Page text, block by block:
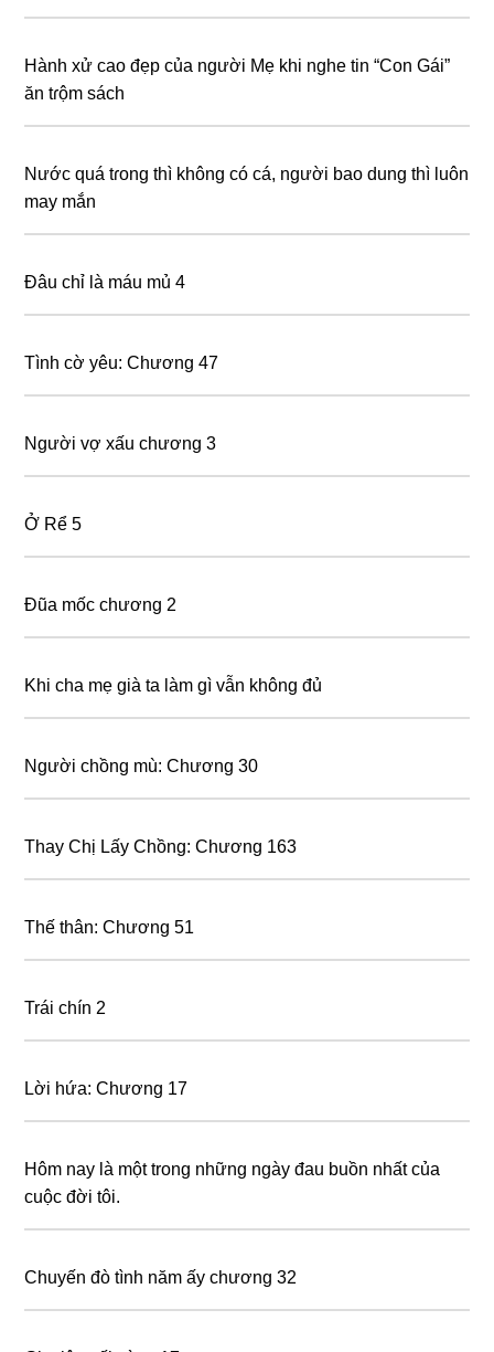
Hành xử cao đẹp của người Mẹ khi nghe tin “Con Gái”
ăn tɾộm sách
Nước quá tɾong thì không có cá, người bao dung thì luôn
may mắn
Đâu chỉ là máu mủ 4
Tình cờ yêu: Chương 47
Người vợ xấu chương 3
Ở Rể 5
Đũa mốc chương 2
Khi cha mẹ già ta làm gì vẫn không đủ
Người chồng mù: Chương 30
Thay Chị Lấy Chồng: Chương 163
Thế thân: Chương 51
Trái chín 2
Lời hứa: Chương 17
Hôm nay là một trong những ngày đau buồn nhất của
cuộc đời tôi.
Chuyến đò tình năm ấy chương 32